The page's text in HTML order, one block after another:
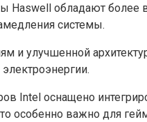
Haswell обладают более
системы.
и улучшенной
Intel оснащено
особенно важно для